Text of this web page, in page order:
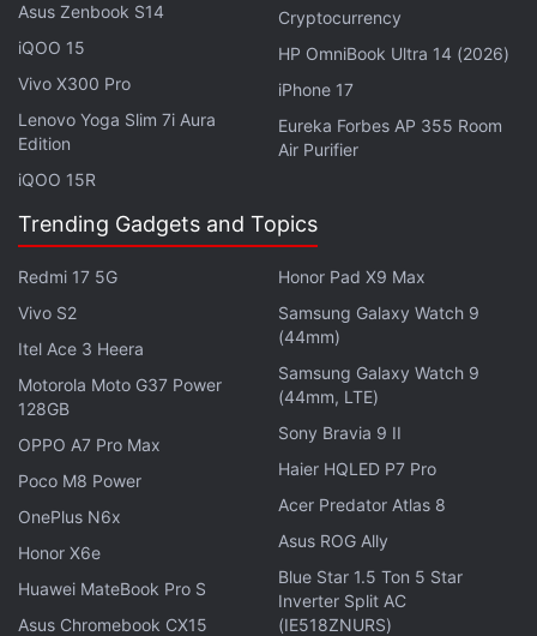
a critiqué l'Autorité des services financiers de Malte
pour ne pas avoir effectué d' évaluations des
risques adéquates avant d' attribuer des licences
de cryptomonnaie .
l'Italie et à l'Autriche pour exiger que l' AEMF, basée
à Paris, réglemente directement les grandes
entreprises de cryptomonnaies . Selon Reuters, un
document de position commune proposant un
transfert de la supervision des régulateurs
nationaux a été présenté.
Asus Zenbook S14
iQOO 15
Vivo X300 Pro
Lenovo Yoga Slim 7i Aura
Edition
iQOO 15R
Cryptocurrency
HP OmniBook Ultra 14 (2026)
iPhone 17
Eureka Forbes AP 355 Room
Air Purifier
Trending Gadgets and Topics
Redmi 17 5G
Vivo S2
Itel Ace 3 Heera
Motorola Moto G37 Power
128GB
OPPO A7 Pro Max
Poco M8 Power
OnePlus N6x
Honor X6e
Huawei MateBook Pro S
Asus Chromebook CX15
Honor Pad X9 Max
Samsung Galaxy Watch 9
(44mm)
Samsung Galaxy Watch 9
(44mm, LTE)
Sony Bravia 9 II
Haier HQLED P7 Pro
Acer Predator Atlas 8
Asus ROG Ally
Blue Star 1.5 Ton 5 Star
Inverter Split AC
(IE518ZNURS)